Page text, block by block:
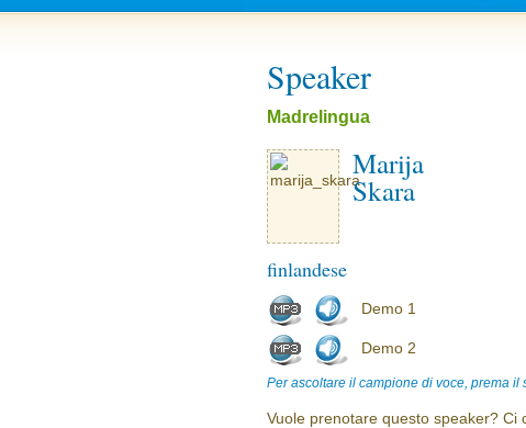
Speaker
Madrelingua
Marija
Skara
finlandese
Demo 1
Demo 2
Per ascoltare il campione di voce, prema il
Vuole prenotare questo speaker? Ci